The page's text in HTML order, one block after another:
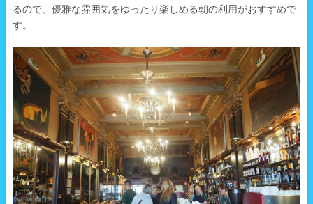
るので、優雅な雰囲気をゆったり楽しめる朝の利用がおすすめで
す。